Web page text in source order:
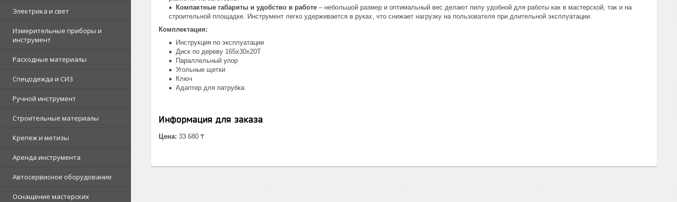
Электрика и свет
Измерительные приборы и
инструмент
Расходные материалы
Спецодежда и СИЗ
Ручной инструмент
Строительные материалы
Крепеж и метизы
Аренда инструмента
Автосервисное оборудование
Оснащение мастерских
Компактные габариты и удобство в работе – небольшой размер и оптимальный вес делают пилу удобной для работы как в мастерской, так и на
строительной площадке. Инструмент легко удерживается в руках, что снижает нагрузку на пользователя при длительной эксплуатации.
Комплектация:
Инструкция по эксплуатации
Диск по дереву 165х30х20Т
Параллельный упор
Угольные щетки
Ключ
Адаптер для патрубка
Информация для заказа
Цена: 33 680 ₸